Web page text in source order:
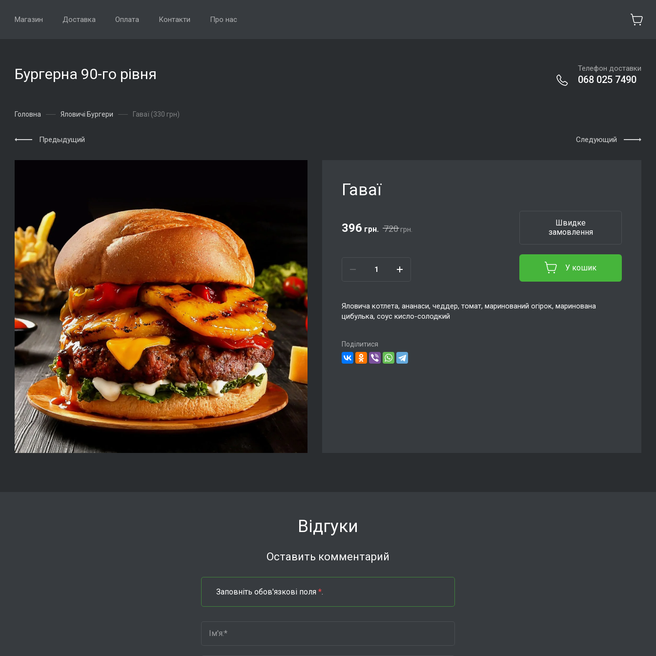
Магазин Доставка Оплата Контакти Про нас
Бургерна 90-го рівня Телефон доставки
068 025 7490
Головна Яловичі Бургери Гаваї (330 грн)
Предыдущий Следующий
Гаваї
720грн.
396 грн.
У кошик
Швидке
замовлення
Яловича котлета, ананаси, чеддер, томат, маринований огірок, маринована
цибулька, соус кисло-солодкий
Поділитися
Відгуки
Оставить комментарий
Заповніть обов'язкові поля *.